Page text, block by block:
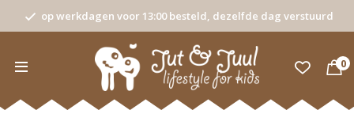
op werkdagen voor 13:00 besteld, dezelfde dag verstuurd
0